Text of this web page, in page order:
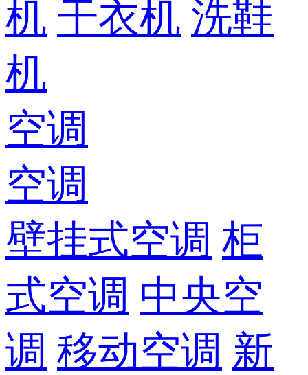
机 干衣机 洗鞋
机
空调
空调
壁挂式空调 柜
式空调 中央空
调 移动空调 新